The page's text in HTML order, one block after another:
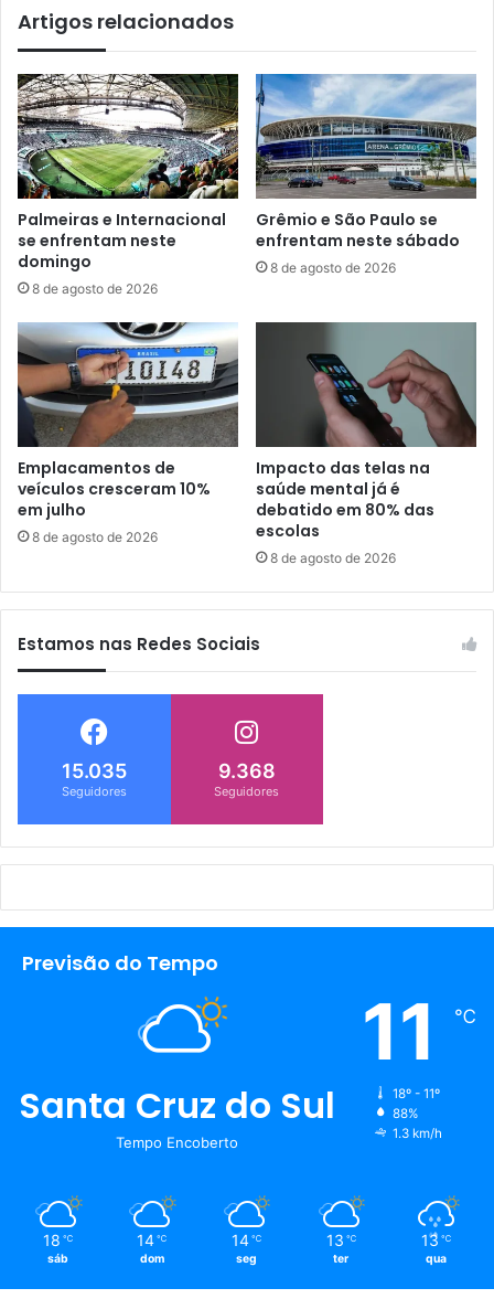
Artigos relacionados
Palmeiras e Internacional
se enfrentam neste
domingo
8 de agosto de 2026
Grêmio e São Paulo se
enfrentam neste sábado
8 de agosto de 2026
Emplacamentos de
veículos cresceram 10%
em julho
8 de agosto de 2026
Impacto das telas na
saúde mental já é
debatido em 80% das
escolas
8 de agosto de 2026
Estamos nas Redes Sociais
15.035
Seguidores
9.368
Seguidores
Previsão do Tempo
Santa Cruz do Sul
Tempo Encoberto
11 ℃
18º - 11º
88%
1.3 km/h
18 ℃
sáb
14 ℃
dom
14 ℃
seg
13 ℃
ter
13 ℃
qua